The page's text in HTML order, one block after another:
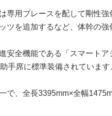
専用ブレースを配して剛性
ツを追加するなど、体幹の強
安全機能である「スマートア
手席に標準装備されています
で、全長3395mm×全幅